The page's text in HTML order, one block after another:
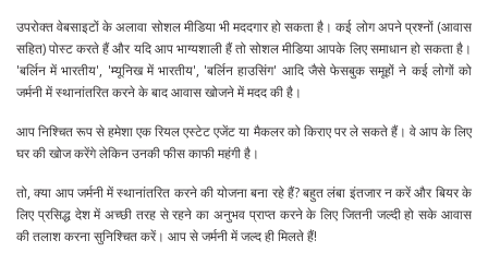
उपरोक्त वेबसाइटों के अलावा सोशल मीडिया भी मददगार हो सकता है। कई लोग अपने प्रश्नों (आवास
सहित) पोस्ट करते हैं और यदि आप भाग्यशाली हैं तो सोशल मीडिया आपके लिए समाधान हो सकता है।
'बर्लिन में भारतीय', 'म्यूनिख में भारतीय', 'बर्लिन हाउसिंग' आदि जैसे फेसबुक समूहों ने कई लोगों को
जर्मनी में स्थानांतरित करने के बाद आवास खोजने में मदद की है।
आप निश्चित रूप से हमेशा एक रियल एस्टेट एजेंट या मैकलर को किराए पर ले सकते हैं। वे आप के लिए
घर की खोज करेंगे लेकिन उनकी फीस काफी महंगी है।
तो, क्या आप जर्मनी में स्थानांतरित करने की योजना बना रहे हैं? बहुत लंबा इंतजार न करें और बियर के
लिए प्रसिद्ध देश में अच्छी तरह से रहने का अनुभव प्राप्त करने के लिए जितनी जल्दी हो सके आवास
की तलाश करना सुनिश्चित करें। आप से जर्मनी में जल्द ही मिलते हैं!